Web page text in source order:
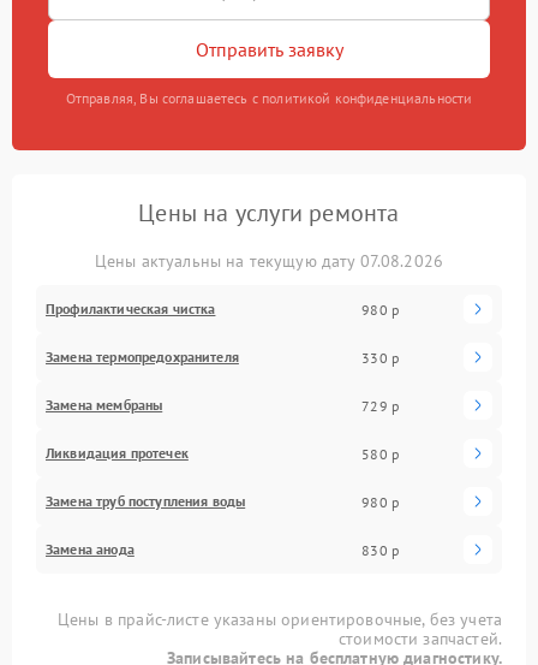
Отправить заявку
Отправляя, Вы соглашаетесь с политикой конфиденциальности
Цены на услуги ремонта
Цены актуальны на текущую дату 07.08.2026
Профилактическая чистка 980 р
Замена термопредохранителя 330 р
Замена мембраны 729 р
Ликвидация протечек 580 р
Замена труб поступления воды 980 р
Замена анода 830 р
Цены в прайс-листе указаны ориентировочные, без учета
стоимости запчастей.
Записывайтесь на бесплатную диагностику.